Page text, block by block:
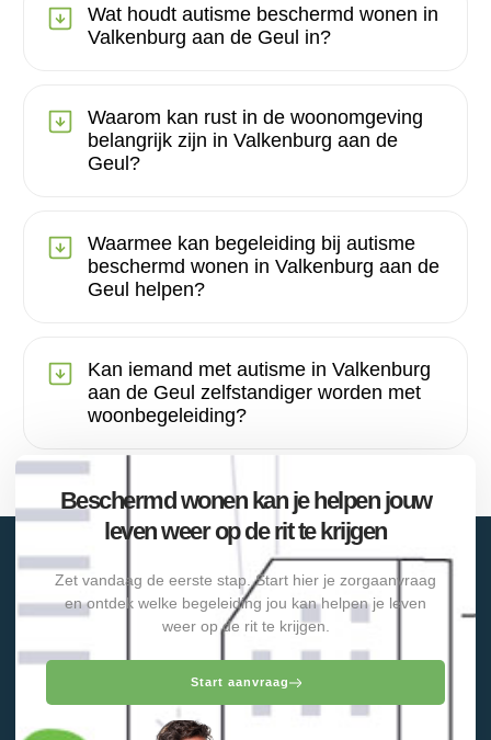
Wat houdt autisme beschermd wonen in
Valkenburg aan de Geul in?
Waarom kan rust in de woonomgeving
belangrijk zijn in Valkenburg aan de
Geul?
Waarmee kan begeleiding bij autisme
beschermd wonen in Valkenburg aan de
Geul helpen?
Kan iemand met autisme in Valkenburg
aan de Geul zelfstandiger worden met
woonbegeleiding?
Beschermd wonen kan je helpen jouw
leven weer op de rit te krijgen
Zet vandaag de eerste stap. Start hier je zorgaanvraag
en ontdek welke begeleiding jou kan helpen je leven
weer op de rit te krijgen.
Start aanvraag